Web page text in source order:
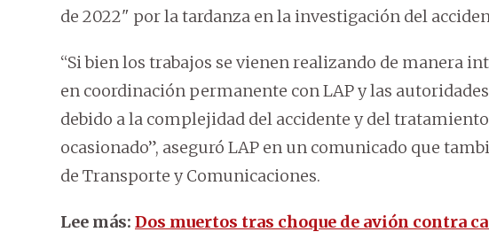
de 2022" por la tardanza en la investigación del
“Si bien los trabajos se vienen realizando de manera
en coordinación permanente con LAP y las
debido a la complejidad del accidente y del
ocasionado”, aseguró LAP en un comunicado que
de Transporte y Comunicaciones.
Lee más: Dos muertos tras choque de avión contra